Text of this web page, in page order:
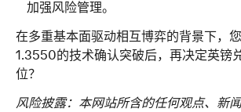
加强风险管理。
在多重基本面驱动相互博弈的背景下，
1.3550的技术确认突破后，再决定英镑
位？
风险披露： 本网站所含的任何观点、新